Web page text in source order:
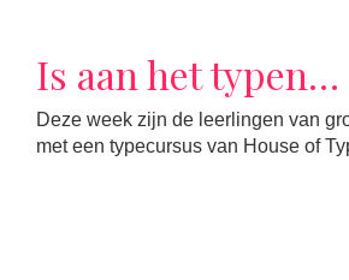
Is aan het typen…
Deze week zijn de leerlingen van
met een typecursus van House of